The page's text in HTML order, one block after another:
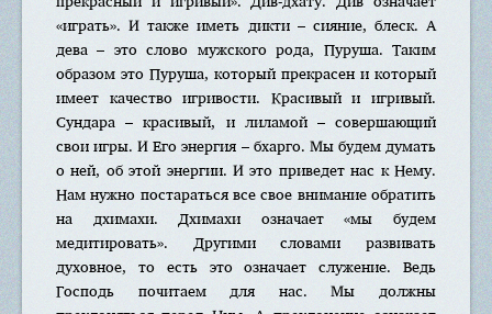
«играть». И также иметь дикти – сияние, блеск. А
дева – это слово мужского рода, Пуруша. Таким
образом это Пуруша, который прекрасен и который
имеет качество игривости. Красивый и игривый.
Сундара – красивый, и лиламой – совершающий
свои игры. И Его энергия – бхарго. Мы будем думать
о ней, об этой энергии. И это приведет нас к Нему.
Нам нужно постараться все свое внимание обратить
на дхимахи. Дхимахи означает «мы будем
медитировать». Другими словами развивать
духовное, то есть это означает служение. Ведь
Господь почитаем для нас. Мы должны